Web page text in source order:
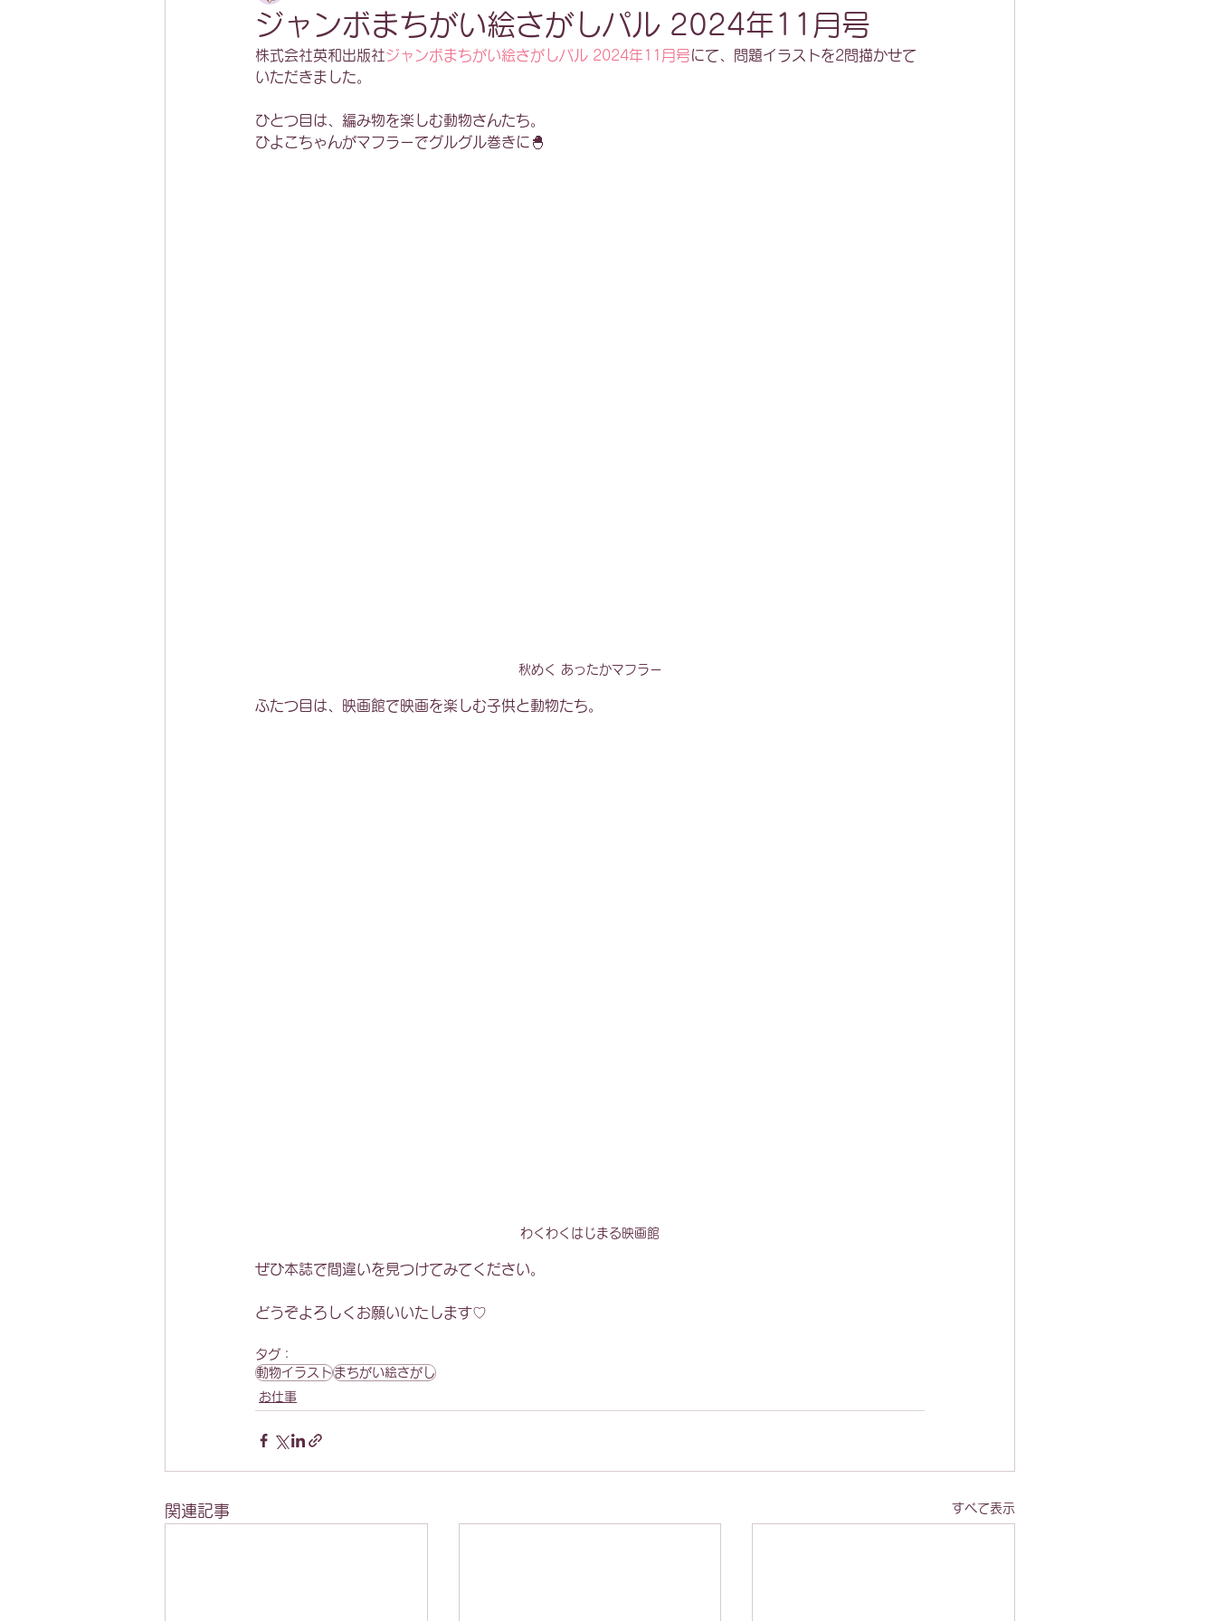
ジャンボまちがい絵さがしパル 2024年11月号
株式会社英和出版社ジャンボまちがい絵さがしパル 2024年11月号にて、問題イラストを2問描かせて
いただきました。
ひとつ目は、編み物を楽しむ動物さんたち。
ひよこちゃんがマフラーでグルグル巻きに🐣
秋めく あったかマフラー
ふたつ目は、映画館で映画を楽しむ子供と動物たち。
わくわくはじまる映画館
ぜひ本誌で間違いを見つけてみてください。
どうぞよろしくお願いいたします♡
タグ：
動物イラストまちがい絵さがし
お仕事
関連記事 すべて表示